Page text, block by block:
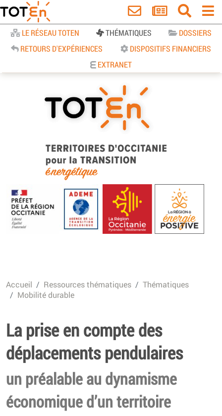
LE RÉSEAU TOTEN THÉMATIQUES
DOSSIERS
RETOURS D'EXPÉRIENCES
DISPOSITIFS FINANCIERS
EXTRANET
TOTEn Occitanie | Territoires
d’Occitanie pour la Transition
Energétique
Accueil Ressources thématiques
Thématiques
Mobilité durable
La prise en compte des
déplacements pendulaires
un préalable au dynamisme
économique d’un territoire